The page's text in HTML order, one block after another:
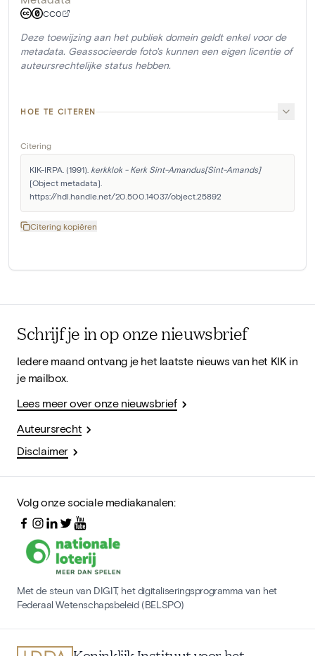
CC0
Deze toewijzing aan het publiek domein geldt enkel voor de
metadata. Geassocieerde foto's kunnen een eigen licentie of
auteursrechtelijke status hebben.
HOE TE CITEREN
Citering
KIK-IRPA. (1991). kerkklok - Kerk Sint-Amandus[Sint-Amands]
[Object metadata].
https://hdl.handle.net/20.500.14037/object.25892
Citering kopiëren
Schrijf je in op onze nieuwsbrief
Iedere maand ontvang je het laatste nieuws van het KIK in
je mailbox.
Lees meer over onze nieuwsbrief
Auteursrecht
Disclaimer
Volg onze sociale mediakanalen:
Met de steun van DIGIT, het digitaliseringsprogramma van het
Federaal Wetenschapsbeleid (BELSPO)